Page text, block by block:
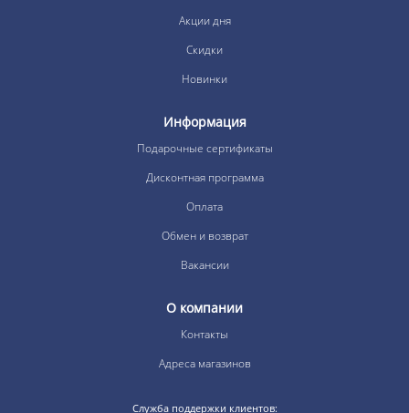
Акции дня
Скидки
Новинки
Информация
Подарочные сертификаты
Дисконтная программа
Оплата
Обмен и возврат
Вакансии
О компании
Контакты
Адреса магазинов
Служба поддержки клиентов: